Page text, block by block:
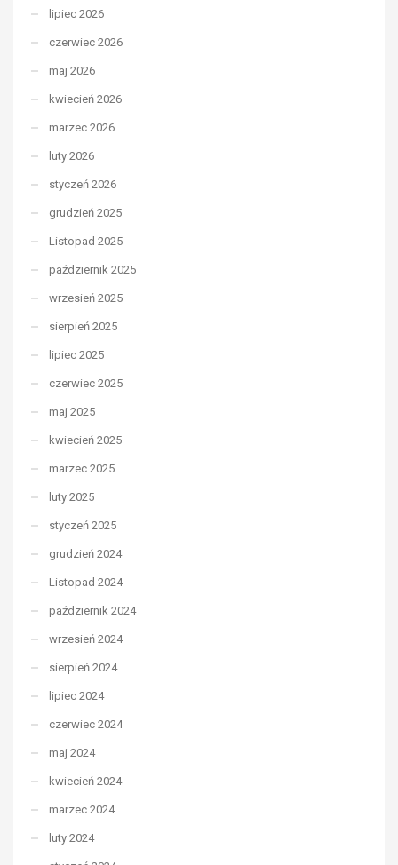
lipiec 2026
czerwiec 2026
maj 2026
kwiecień 2026
marzec 2026
luty 2026
styczeń 2026
grudzień 2025
Listopad 2025
październik 2025
wrzesień 2025
sierpień 2025
lipiec 2025
czerwiec 2025
maj 2025
kwiecień 2025
marzec 2025
luty 2025
styczeń 2025
grudzień 2024
Listopad 2024
październik 2024
wrzesień 2024
sierpień 2024
lipiec 2024
czerwiec 2024
maj 2024
kwiecień 2024
marzec 2024
luty 2024